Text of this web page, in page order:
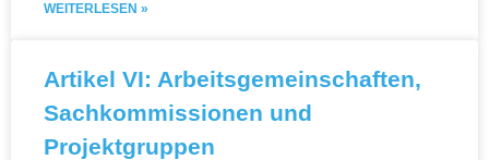
WEITERLESEN »
Artikel VI: Arbeitsgemeinschaften,
Sachkommissionen und
Projektgruppen